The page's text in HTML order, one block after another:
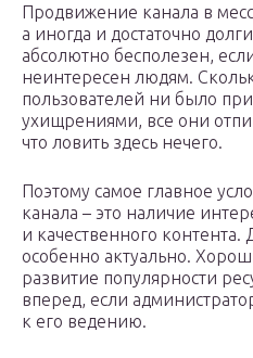
Продвижение канала в
а иногда и достаточно
абсолютно бесполезен,
неинтересен людям.
пользователей ни было
ухищрениями, все они
что ловить здесь нечего.
Поэтому самое главное
канала – это наличие
и качественного контента.
особенно актуально.
развитие популярности
вперед, если
к его ведению.